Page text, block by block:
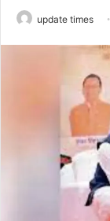
update times